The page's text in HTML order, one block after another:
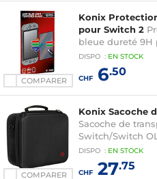
COMPARER
Konix
pour Switch 2
bleue dureté 9H
DISPO : EN STOCK
CHF6.50
COMPARER
Konix Sacoche
Sacoche de
Switch/Switch
DISPO : EN STOCK
CHF27.75